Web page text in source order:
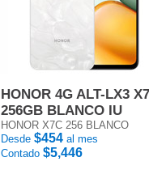
HONOR 4G ALT-LX3
256GB BLANCO IU
HONOR X7C 256 BLANCO
Desde $454 al mes
Contado $5,446